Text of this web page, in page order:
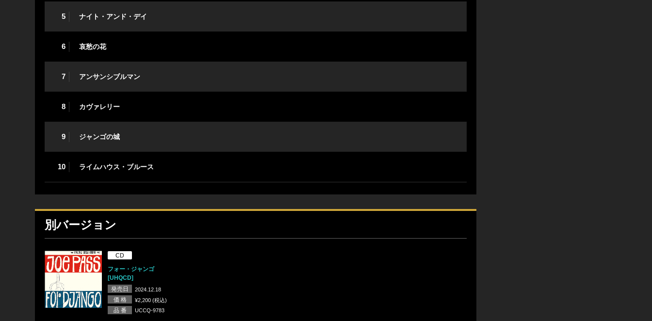
5 ナイト・アンド・デイ
6 哀愁の花
7 アンサンシブルマン
8 カヴァレリー
9 ジャンゴの城
10 ライムハウス・ブルース
別バージョン
CD
フォー・ジャンゴ
[UHQCD]
発売日
2024.12.18
価 格 ¥2,200 (税込)
品 番 UCCQ-9783